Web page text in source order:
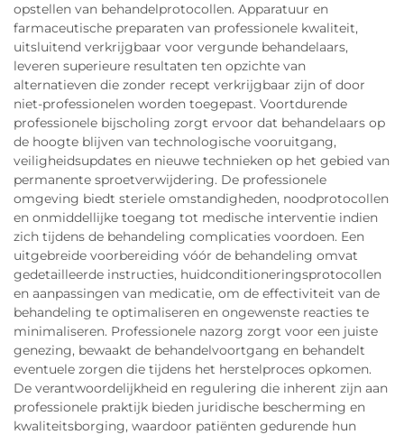
opstellen van behandelprotocollen. Apparatuur en
farmaceutische preparaten van professionele kwaliteit,
uitsluitend verkrijgbaar voor vergunde behandelaars,
leveren superieure resultaten ten opzichte van
alternatieven die zonder recept verkrijgbaar zijn of door
niet-professionelen worden toegepast. Voortdurende
professionele bijscholing zorgt ervoor dat behandelaars op
de hoogte blijven van technologische vooruitgang,
veiligheidsupdates en nieuwe technieken op het gebied van
permanente sproetverwijdering. De professionele
omgeving biedt steriele omstandigheden, noodprotocollen
en onmiddellijke toegang tot medische interventie indien
zich tijdens de behandeling complicaties voordoen. Een
uitgebreide voorbereiding vóór de behandeling omvat
gedetailleerde instructies, huidconditioneringsprotocollen
en aanpassingen van medicatie, om de effectiviteit van de
behandeling te optimaliseren en ongewenste reacties te
minimaliseren. Professionele nazorg zorgt voor een juiste
genezing, bewaakt de behandelvoortgang en behandelt
eventuele zorgen die tijdens het herstelproces opkomen.
De verantwoordelijkheid en regulering die inherent zijn aan
professionele praktijk bieden juridische bescherming en
kwaliteitsborging, waardoor patiënten gedurende hun